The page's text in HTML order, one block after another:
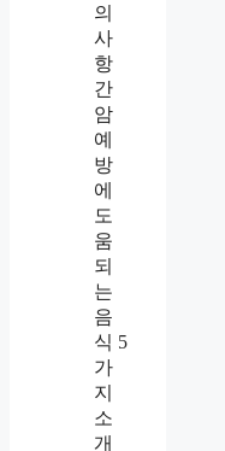
의
사
항
간
암
예
방
에
도
움
되
는
음
식 5
가
지
소
개